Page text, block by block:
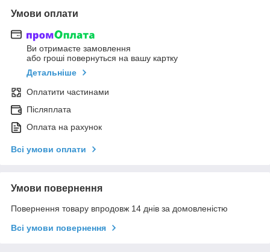
Умови оплати
Ви отримаєте замовлення
або гроші повернуться на вашу картку
Детальніше
Оплатити частинами
Післяплата
Оплата на рахунок
Всі умови оплати
Умови повернення
Повернення товару впродовж 14 днів за домовленістю
Всі умови повернення